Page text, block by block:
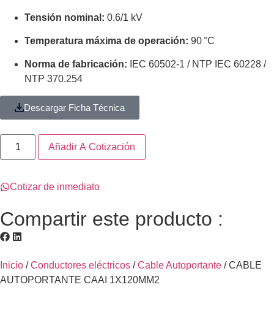
Tensión nominal: 0.6/1 kV
Temperatura máxima de operación: 90 °C
Norma de fabricación: IEC 60502-1 / NTP IEC 60228 /
NTP 370.254
Descargar Ficha Técnica
Añadir A Cotización
Cotizar de inmediato
Compartir este producto :
Inicio /Conductores eléctricos /Cable Autoportante / CABLE
AUTOPORTANTE CAAI 1X120MM2